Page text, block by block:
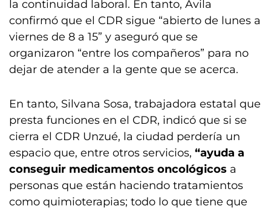
la continuidad laboral. En tanto, Ávila
confirmó que el CDR sigue “abierto de lunes a
viernes de 8 a 15” y aseguró que se
organizaron “entre los compañeros” para no
dejar de atender a la gente que se acerca.
En tanto, Silvana Sosa, trabajadora estatal que
presta funciones en el CDR, indicó que si se
cierra el CDR Unzué, la ciudad perdería un
espacio que, entre otros servicios, “ayuda a
conseguir medicamentos oncológicos a
personas que están haciendo tratamientos
como quimioterapias; todo lo que tiene que